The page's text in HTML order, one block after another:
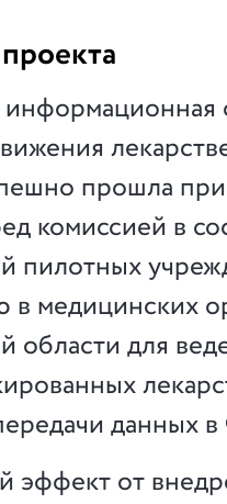
информационная
прошла
комиссией в
пилотных
в медицинских
области для
эффект от